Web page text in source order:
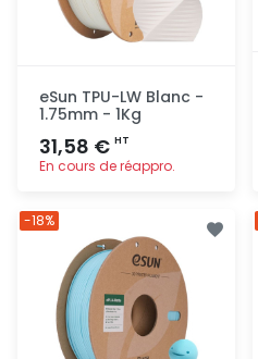
eSun TPU-LW Blanc -
1.75mm - 1Kg
31,58 € HT
En cours de réappro.
rapide
-18%